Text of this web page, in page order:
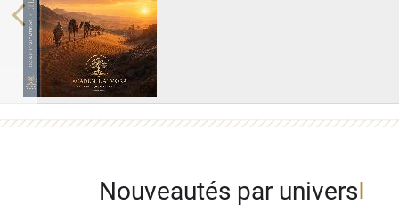
Previous
Nouveautés par univers